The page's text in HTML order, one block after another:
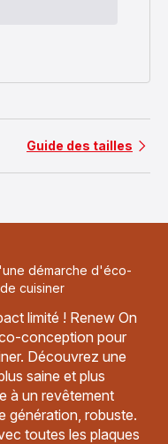
Guide des tailles
démarche d'éco-
cuisiner
limité ! Renew On
conception pour
Découvrez une
saine et plus
à un revêtement
génération, robuste.
toutes les plaques